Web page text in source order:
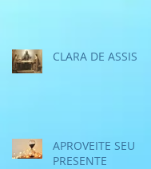
CLARA DE ASSIS
APROVEITE SEU
PRESENTE